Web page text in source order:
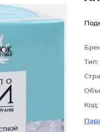
Тип:
Код: